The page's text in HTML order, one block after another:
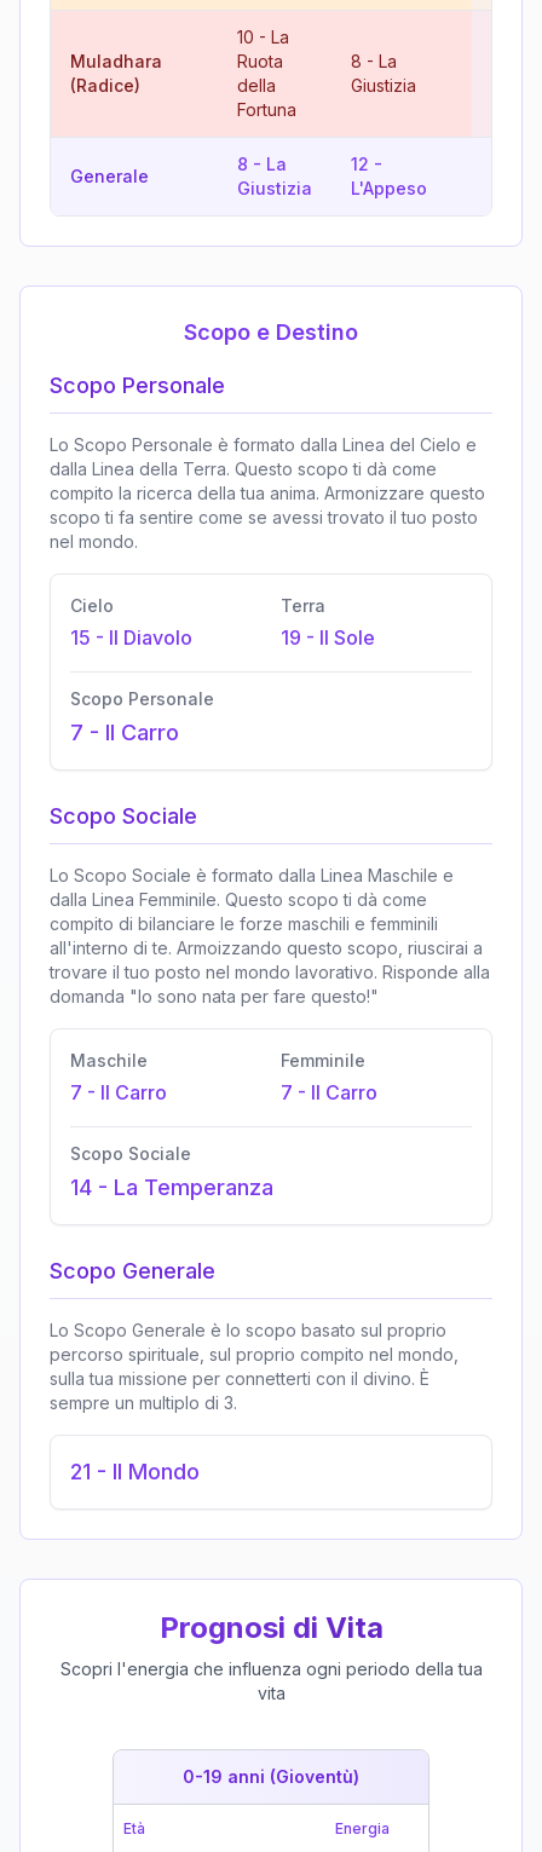
Muladhara
(Radice)
10 - La
Ruota
della
Fortuna
8 - La
Giustizia
Generale
8 - La
Giustizia
12 -
L'Appeso
Scopo e Destino
Scopo Personale
Lo Scopo Personale è formato dalla Linea del Cielo e
dalla Linea della Terra. Questo scopo ti dà come
compito la ricerca della tua anima. Armonizzare questo
scopo ti fa sentire come se avessi trovato il tuo posto
nel mondo.
Cielo
15 - Il Diavolo
Terra
19 - Il Sole
Scopo Personale
7 - Il Carro
Scopo Sociale
Lo Scopo Sociale è formato dalla Linea Maschile e
dalla Linea Femminile. Questo scopo ti dà come
compito di bilanciare le forze maschili e femminili
all'interno di te. Armoizzando questo scopo, riuscirai a
trovare il tuo posto nel mondo lavorativo. Risponde alla
domanda "Io sono nata per fare questo!"
Maschile
7 - Il Carro
Femminile
7 - Il Carro
Scopo Sociale
14 - La Temperanza
Scopo Generale
Lo Scopo Generale è lo scopo basato sul proprio
percorso spirituale, sul proprio compito nel mondo,
sulla tua missione per connetterti con il divino. È
sempre un multiplo di 3.
21 - Il Mondo
Prognosi di Vita
Scopri l'energia che influenza ogni periodo della tua
vita
0-19 anni (Gioventù)
Età Energia